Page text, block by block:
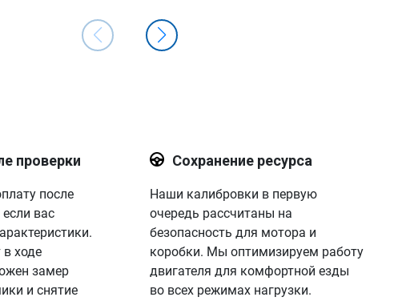
проверки
после
вас
ходе
замер
и снятие
Сохранение ресурса
Наши калибровки в первую
очередь рассчитаны на
безопасность для мотора и
коробки. Мы оптимизируем работу
двигателя для комфортной езды
во всех режимах нагрузки.